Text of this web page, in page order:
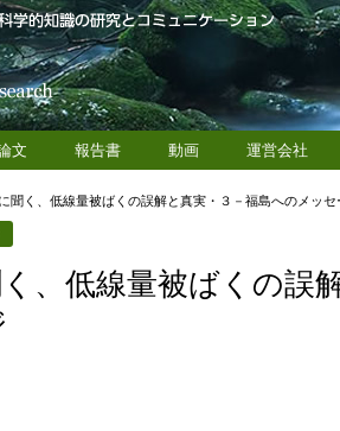
文 報告書 動画 運営会社
聞く、低線量被ばくの誤解と真実・３－福島へのメッセ
、低線量被ばくの誤